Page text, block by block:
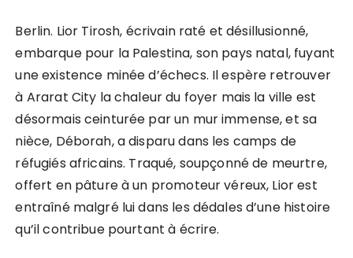
Berlin. Lior Tirosh, écrivain raté et désillusionné,
embarque pour la Palestina, son pays natal, fuyant
une existence minée d’échecs. Il espère retrouver
à Ararat City la chaleur du foyer mais la ville est
désormais ceinturée par un mur immense, et sa
nièce, Déborah, a disparu dans les camps de
réfugiés africains. Traqué, soupçonné de meurtre,
offert en pâture à un promoteur véreux, Lior est
entraîné malgré lui dans les dédales d’une histoire
qu’il contribue pourtant à écrire.